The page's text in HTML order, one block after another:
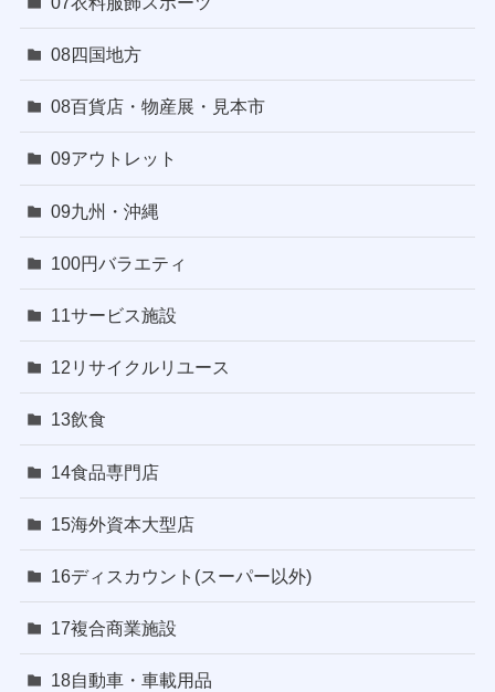
08四国地方
08百貨店・物産展・見本市
09アウトレット
09九州・沖縄
100円バラエティ
11サービス施設
12リサイクルリユース
13飲食
14食品専門店
15海外資本大型店
16ディスカウント(スーパー以外)
17複合商業施設
18自動車・車載用品